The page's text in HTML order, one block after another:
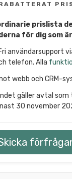
prislista
för dig som
användarsupport
telefon. Alla
webb och CRM-
gäller avtal som
30 november